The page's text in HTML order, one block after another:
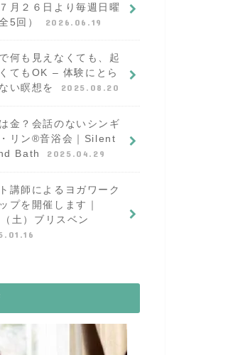
月２６日より毎週日曜
5回）
2026.06.19
何も見えなくても、起
てもOK – 体験にとら
い瞑想を
2025.08.20
金？会話のないシンギ
リン®︎音浴会｜Silent
Bath
2025.04.29
講師によるヨガワーク
プを開催します｜
土）ブリスベン